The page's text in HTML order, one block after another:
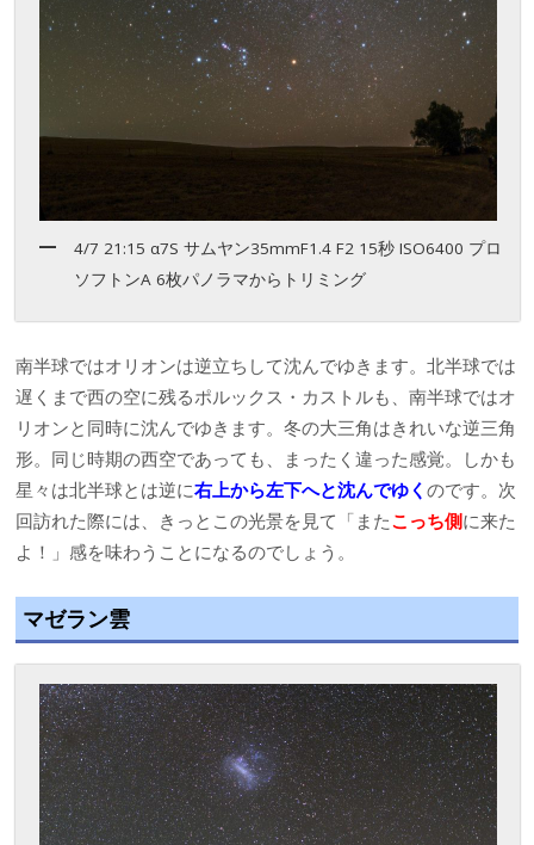
4/7 21:15 α7S サムヤン35mmF1.4 F2 15秒 ISO6400 プロ
ソフトンA 6枚パノラマからトリミング
南半球ではオリオンは逆立ちして沈んでゆきます。北半球では
遅くまで西の空に残るポルックス・カストルも、南半球ではオ
リオンと同時に沈んでゆきます。冬の大三角はきれいな逆三角
形。同じ時期の西空であっても、まったく違った感覚。しかも
星々は北半球とは逆に右上から左下へと沈んでゆくのです。次
回訪れた際には、きっとこの光景を見て「またこっち側に来た
よ！」感を味わうことになるのでしょう。
マゼラン雲